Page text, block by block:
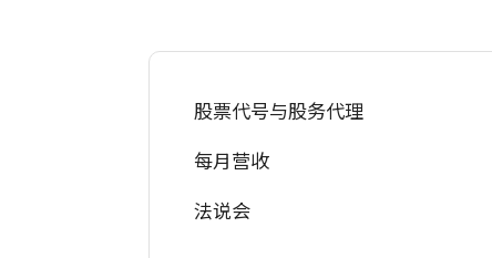
股票代号与股务代理
每月营收
法说会